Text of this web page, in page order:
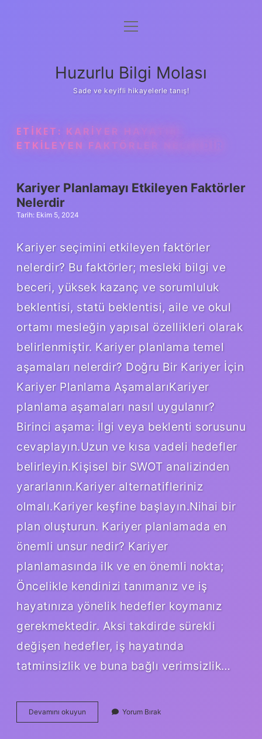
Anasayfa
Yasal Uyarı
menüyü
Huzurlu Bilgi Molası
Sade ve keyifli hikayelerle tanış!
ETIKET: KARIYER HAYATINI
ETKILEYEN FAKTÖRLER NELERDIR
Kariyer Planlamayı Etkileyen Faktörler
Nelerdir
Tarih: Ekim 5, 2024
Kariyer seçimini etkileyen faktörler
nelerdir? Bu faktörler; mesleki bilgi ve
beceri, yüksek kazanç ve sorumluluk
beklentisi, statü beklentisi, aile ve okul
ortamı mesleğin yapısal özellikleri olarak
belirlenmiştir. Kariyer planlama temel
aşamaları nelerdir? Doğru Bir Kariyer İçin
Kariyer Planlama AşamalarıKariyer
planlama aşamaları nasıl uygulanır?
Birinci aşama: İlgi veya beklenti sorusunu
cevaplayın.Uzun ve kısa vadeli hedefler
belirleyin.Kişisel bir SWOT analizinden
yararlanın.Kariyer alternatifleriniz
olmalı.Kariyer keşfine başlayın.Nihai bir
plan oluşturun. Kariyer planlamada en
önemli unsur nedir? Kariyer
planlamasında ilk ve en önemli nokta;
Öncelikle kendinizi tanımanız ve iş
hayatınıza yönelik hedefler koymanız
gerekmektedir. Aksi takdirde sürekli
değişen hedefler, iş hayatında
tatminsizlik ve buna bağlı verimsizlik…
Devamını okuyun
Planlamayı
Yorum Bırak